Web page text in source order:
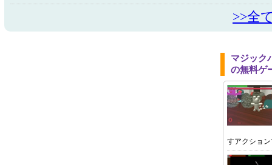
>>全
マジック
の無料ゲ
すアクショ